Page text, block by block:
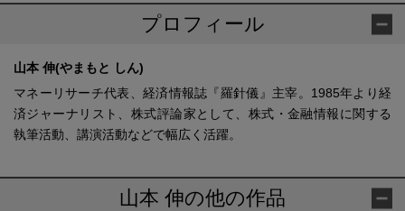
プロフィール
山本 伸(やまもと しん)
マネーリサーチ代表、経済情報誌『羅針儀』主宰。1985年より経
済ジャーナリスト、株式評論家として、株式・金融情報に関する
執筆活動、講演活動などで幅広く活躍。
山本 伸の他の作品